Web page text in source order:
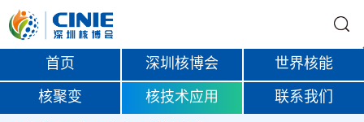
首页 深圳核博会 世界核能
核聚变 核技术应用 联系我们